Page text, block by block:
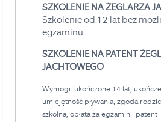
SZKOLENIE NA ŻEGLARZA
Szkolenie od 12 lat bez
egzaminu
SZKOLENIE NA PATENT
JACHTOWEGO
Wymogi: ukończone 14 lat,
umiejętność pływania, zgoda
szkolna, opłata za egzamin i patent